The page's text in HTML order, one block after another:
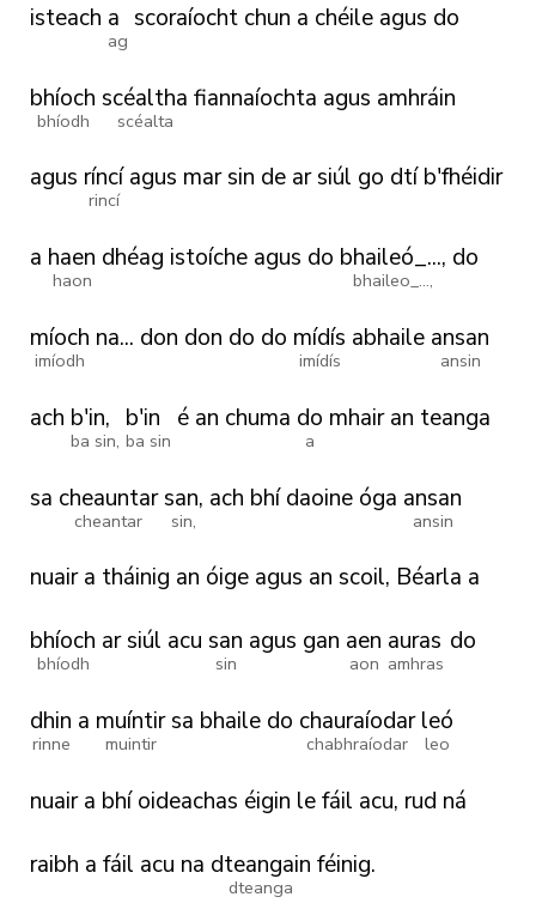
isteach a
ag
scoraíocht chun a chéile agus do
bhíoch
bhíodh
scéaltha
scéalta
fiannaíochta agus amhráin
agus ríncí
rincí
agus marsin de arsiúl go dtí b'fhéidir
a haen
haon
dhéag istoíche agus do bhaileó_...,
bhaileo_...,
do
míoch
imíodh
na... don don do do mídís
imídís
abhaile ansan
ansin
ach b'in,
ba sin,
b'in
ba sin
é an chuma do
a
mhair an teanga
sa cheauntar
cheantar
san,
sin,
ach bhí daoine óga ansan
ansin
nuair a tháinig an óige agus an scoil, Béarla a
bhíoch
bhíodh
arsiúl acu san
sin
agus gan aen
aon
auras
amhras
do
dhin
rinne
a muíntir
muintir
sa bhaile do chauraíodar
chabhraíodar
leó
leo
nuair a bhí oideachas éigin lefáil acu, rud ná
raibh a fáil acu na dteangain
dteanga
féinig.